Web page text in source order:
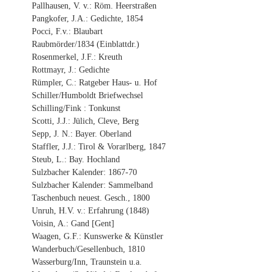
Pallhausen, V. v.: Röm. Heerstraßen
Pangkofer, J.A.: Gedichte, 1854
Pocci, F.v.: Blaubart
Raubmörder/1834 (Einblattdr.)
Rosenmerkel, J.F.: Kreuth
Rottmayr, J.: Gedichte
Rümpler, C.: Ratgeber Haus- u. Hof
Schiller/Humboldt Briefwechsel
Schilling/Fink : Tonkunst
Scotti, J.J.: Jülich, Cleve, Berg
Sepp, J. N.: Bayer. Oberland
Staffler, J.J.: Tirol & Vorarlberg, 1847
Steub, L.: Bay. Hochland
Sulzbacher Kalender: 1867-70
Sulzbacher Kalender: Sammelband
Taschenbuch neuest. Gesch., 1800
Unruh, H.V. v.: Erfahrung (1848)
Voisin, A.: Gand [Gent]
Waagen, G.F.: Kunswerke & Künstler
Wanderbuch/Gesellenbuch, 1810
Wasserburg/Inn, Traunstein u.a.